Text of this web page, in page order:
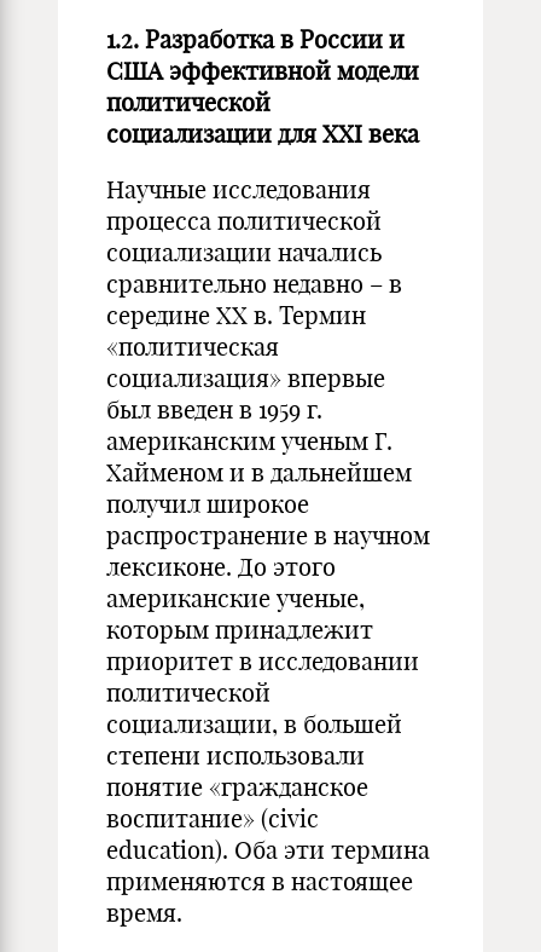
1.2. Разработка в России и
США эффективной модели
политической
социализации для XXI века
Научные исследования
процесса политической
социализации начались
сравнительно недавно – в
середине XX в. Термин
«политическая
социализация» впервые
был введен в 1959 г.
американским ученым Г.
Хайменом и в дальнейшем
получил широкое
распространение в научном
лексиконе. До этого
американские ученые,
которым принадлежит
приоритет в исследовании
политической
социализации, в большей
степени использовали
понятие «гражданское
воспитание» (civic
education). Оба эти термина
применяются в настоящее
время.